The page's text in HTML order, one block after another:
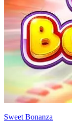
Sweet Bonanza